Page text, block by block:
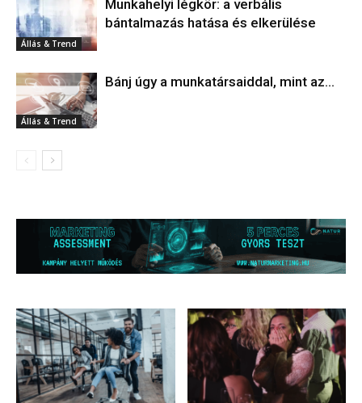
Állás & Trend
Munkahelyi légkör: a verbális
bántalmazás hatása és elkerülése
Állás & Trend
Bánj úgy a munkatársaiddal, mint az…